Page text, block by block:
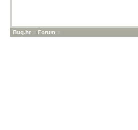
Bug.hr » Forum »